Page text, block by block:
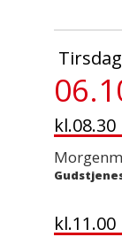
Tirsdag
kl.08.30
kl.11.00